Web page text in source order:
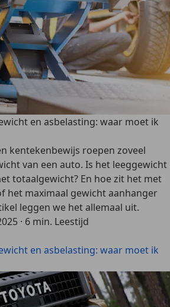
en asbelasting: waar moet ik
kentekenbewijs roepen zoveel
van een auto. Is het leeggewicht
totaalgewicht? En hoe zit het met
het maximaal gewicht aanhanger
leggen we het allemaal uit.
· 6 min. Leestijd
en asbelasting: waar moet ik